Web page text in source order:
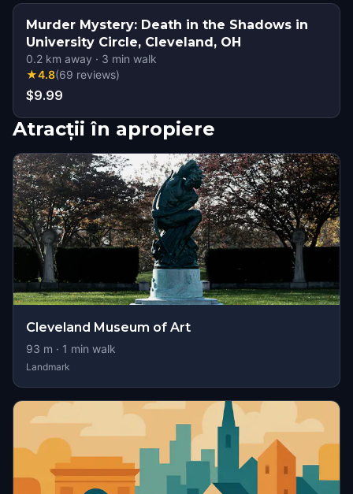
Murder Mystery: Death in the Shadows in
University Circle, Cleveland, OH
0.2 km away · 3 min walk
★4.8(69 reviews)
$9.99
Atracții în apropiere
Cleveland Museum of Art
93 m · 1 min walk
Landmark